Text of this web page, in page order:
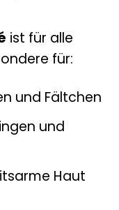
ist für alle
für:
und Fältchen
und
Haut